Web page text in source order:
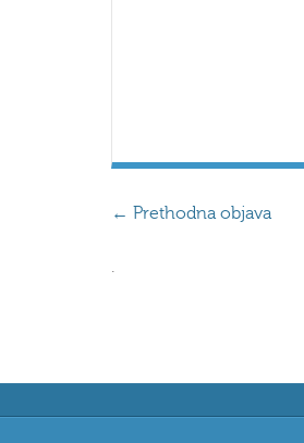
← Prethodna objava
.